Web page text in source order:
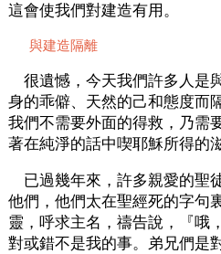
這會使我們對建造有用。
與建造隔離
很遺憾，今天我們許多人是
身的乖僻、天然的己和態度而
我們不需要外面的得救，乃需
著在純淨的話中喫耶穌所得的
已過幾年來，許多親愛的聖
他們，他們太在聖經死的字句
靈，呼求主名，禱告說，『哦
對或錯不是我的事。弟兄們是